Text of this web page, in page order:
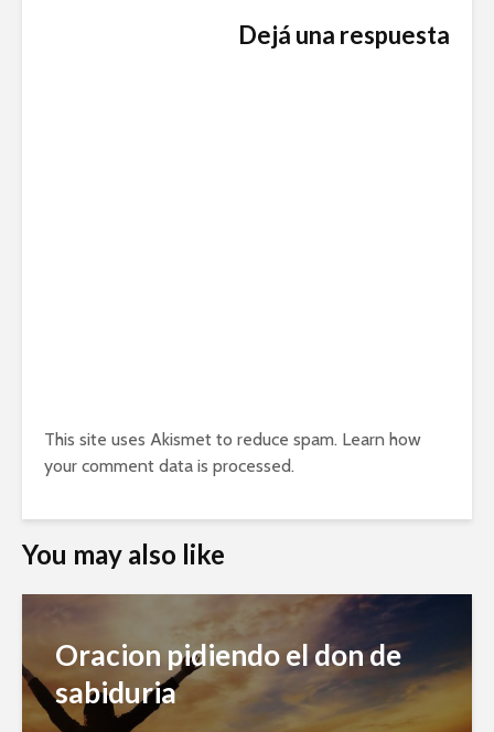
Dejá una respuesta
This site uses Akismet to reduce spam. Learn how
your comment data is processed.
You may also like
Oracion pidiendo el don de
sabiduria